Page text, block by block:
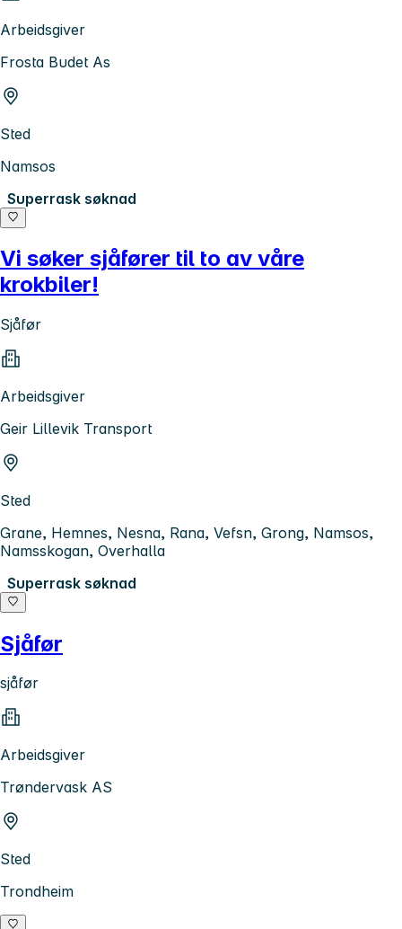
Arbeidsgiver
Frosta Budet As
Sted
Namsos
Superrask søknad
Vi søker sjåfører til to av våre
krokbiler!
Sjåfør
Arbeidsgiver
Geir Lillevik Transport
Sted
Grane, Hemnes, Nesna, Rana, Vefsn, Grong, Namsos,
Namsskogan, Overhalla
Superrask søknad
Sjåfør
sjåfør
Arbeidsgiver
Trøndervask AS
Sted
Trondheim